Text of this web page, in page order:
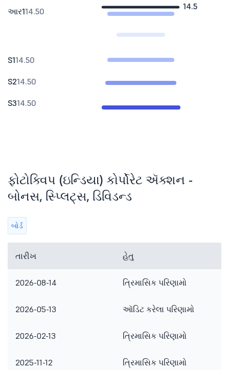
14.5
આર114.50
S114.50
S214.50
S314.50
ફોટોક્વિપ (ઇન્ડિયા) કોર્પોરેટ ઍક્શન -
બોનસ, સ્પ્લિટ્સ, ડિવિડન્ડ
બોર્ડ
તારીખ હેતુ
2026-08-14 ત્રિમાસિક પરિણામો
2026-05-13 ઑડિટ કરેલા પરિણામો
2026-02-13 ત્રિમાસિક પરિણામો
2025-11-12 ત્રિમાસિક પરિણામો